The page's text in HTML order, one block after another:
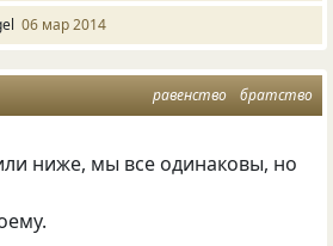
06 мар 2014
равенство братство
ниже, мы все одинаковы, но